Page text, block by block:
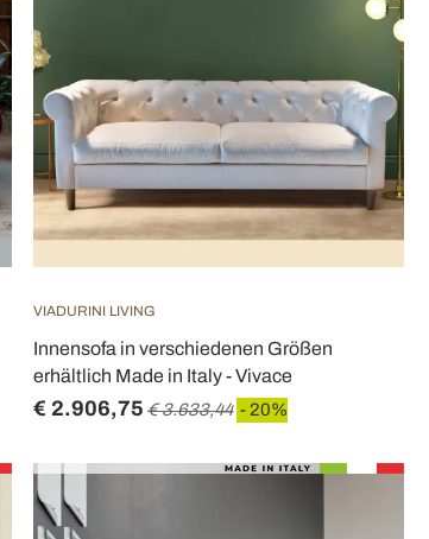
VIADURINI LIVING
Innensofa in verschiedenen Größen
erhältlich Made in Italy - Vivace
€ 2.906,75 € 3.633,44 - 20%